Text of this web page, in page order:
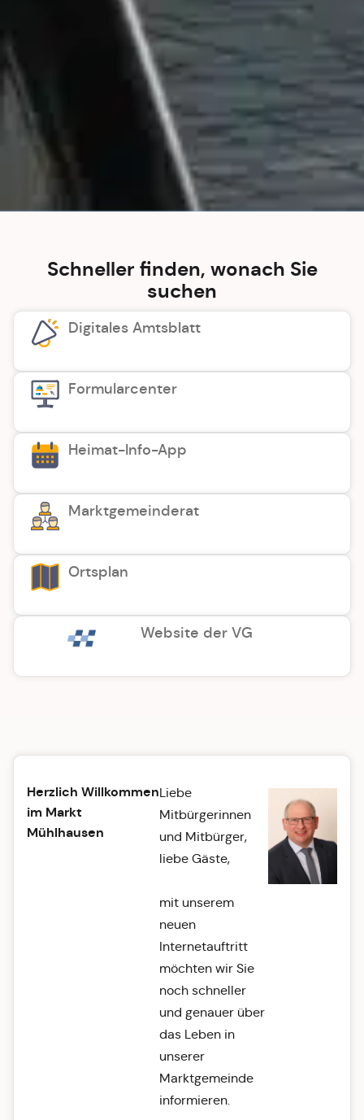
Schneller finden, wonach Sie
suchen
Digitales Amtsblatt
Formularcenter
Heimat-Info-App
Marktgemeinderat
Ortsplan
Website der VG
Herzlich Willkommen
im Markt
Mühlhausen
Liebe
Mitbürgerinnen
und Mitbürger,
liebe Gäste,
mit unserem
neuen
Internetauftritt
möchten wir Sie
noch schneller
und genauer über
das Leben in
unserer
Marktgemeinde
informieren.